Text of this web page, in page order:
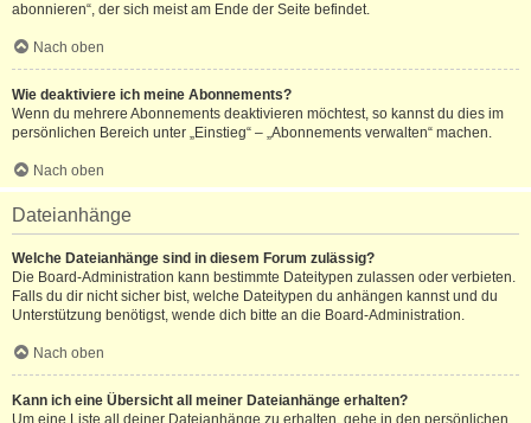
abonnieren“, der sich meist am Ende der Seite befindet.
Nach oben
Wie deaktiviere ich meine Abonnements?
Wenn du mehrere Abonnements deaktivieren möchtest, so kannst du dies im
persönlichen Bereich unter „Einstieg“ – „Abonnements verwalten“ machen.
Nach oben
Dateianhänge
Welche Dateianhänge sind in diesem Forum zulässig?
Die Board-Administration kann bestimmte Dateitypen zulassen oder verbieten.
Falls du dir nicht sicher bist, welche Dateitypen du anhängen kannst und du
Unterstützung benötigst, wende dich bitte an die Board-Administration.
Nach oben
Kann ich eine Übersicht all meiner Dateianhänge erhalten?
Um eine Liste all deiner Dateianhänge zu erhalten, gehe in den persönlichen